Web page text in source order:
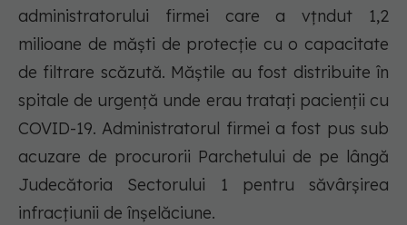
administratorului firmei care a vțndut 1,2
milioane de măști de protecţie cu o capacitate
de filtrare scăzută. Măştile au fost distribuite în
spitale de urgenţă unde erau trataţi pacienţii cu
COVID-19. Administratorul firmei a fost pus sub
acuzare de procurorii Parchetului de pe lângă
Judecătoria Sectorului 1 pentru săvârşirea
infracţiunii de înşelăciune.